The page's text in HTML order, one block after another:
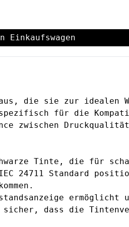
Einkaufswagen
aus, die sie zur idealen
spezifisch für die
zwischen
Tinte, die für
24711 Standard
ermöglicht
sicher, dass die